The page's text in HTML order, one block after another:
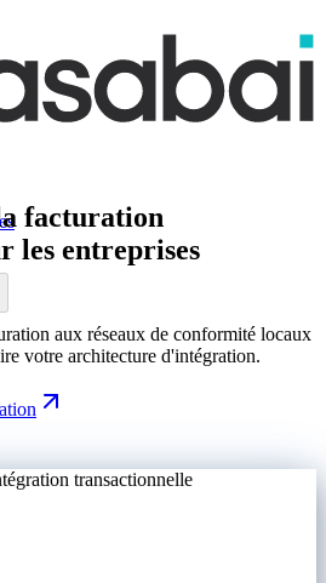
facturation
les entreprises
aux réseaux de conformité locaux
votre architecture d'intégration.
transactionnelle